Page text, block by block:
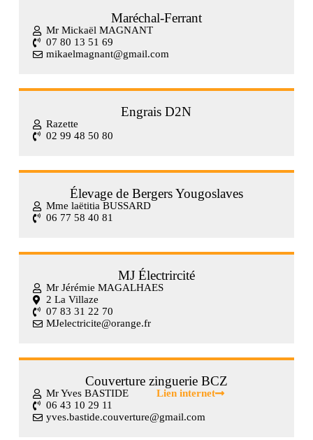
Maréchal-Ferrant
Mr Mickaël MAGNANT
07 80 13 51 69
mikaelmagnant@gmail.com
Engrais D2N
Razette
02 99 48 50 80
Élevage de Bergers Yougoslaves
Mme laëtitia BUSSARD
06 77 58 40 81
MJ Électrircité
Mr Jérémie MAGALHAES
2 La Villaze
07 83 31 22 70
MJelectricite@orange.fr
Couverture zinguerie BCZ
Mr Yves BASTIDE
06 43 10 29 11
yves.bastide.couverture@gmail.com
Lien internet